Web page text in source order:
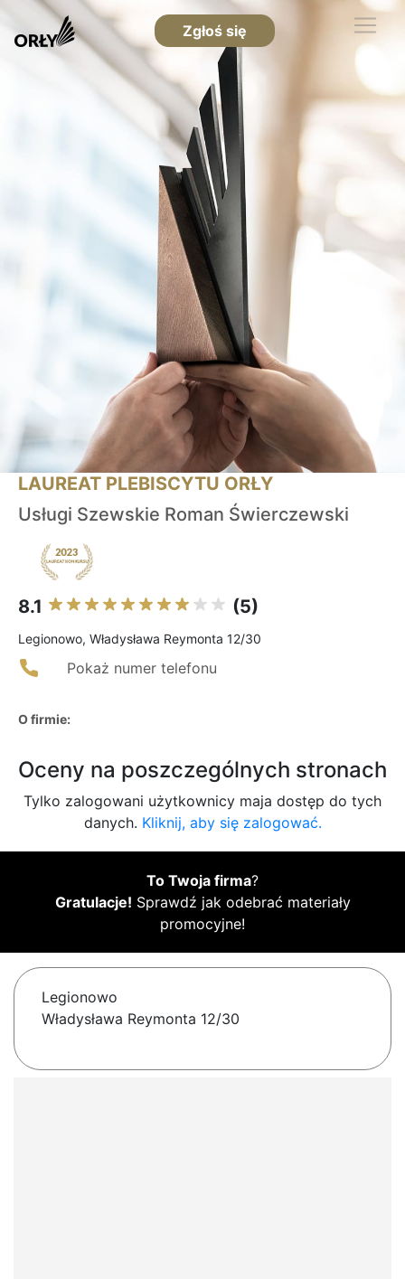
Zgłoś się
LAUREAT PLEBISCYTU ORŁY
Usługi Szewskie Roman Świerczewski
8.1 (5)
Legionowo, Władysława Reymonta 12/30
Pokaż numer telefonu
O firmie:
Oceny na poszczególnych stronach
Tylko zalogowani użytkownicy maja dostęp do tych
danych. Kliknij, aby się zalogować.
To Twoja firma?
Gratulacje! Sprawdź jak odebrać materiały
promocyjne!
Legionowo
Władysława Reymonta 12/30